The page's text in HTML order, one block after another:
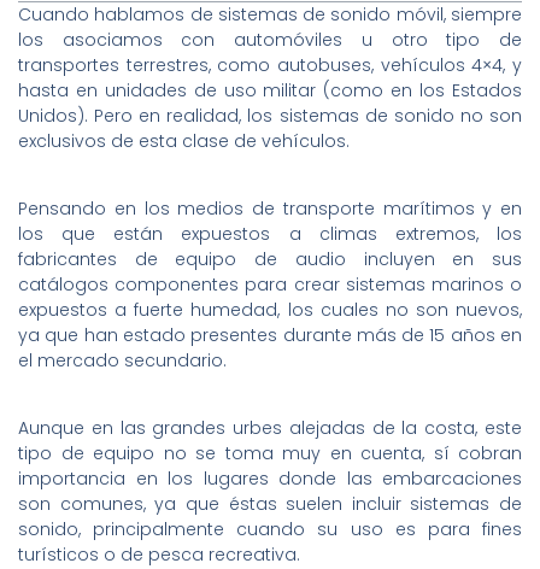
Cuando hablamos de sistemas de sonido móvil, siempre
los asociamos con automóviles u otro tipo de
transportes terrestres, como autobuses, vehículos 4×4, y
hasta en unidades de uso militar (como en los Estados
Unidos). Pero en realidad, los sistemas de sonido no son
exclusivos de esta clase de vehículos.
Pensando en los medios de transporte marítimos y en
los que están expuestos a climas extremos, los
fabricantes de equipo de audio incluyen en sus
catálogos componentes para crear sistemas marinos o
expuestos a fuerte humedad, los cuales no son nuevos,
ya que han estado presentes durante más de 15 años en
el mercado secundario.
Aunque en las grandes urbes alejadas de la costa, este
tipo de equipo no se toma muy en cuenta, sí cobran
importancia en los lugares donde las embarcaciones
son comunes, ya que éstas suelen incluir sistemas de
sonido, principalmente cuando su uso es para fines
turísticos o de pesca recreativa.